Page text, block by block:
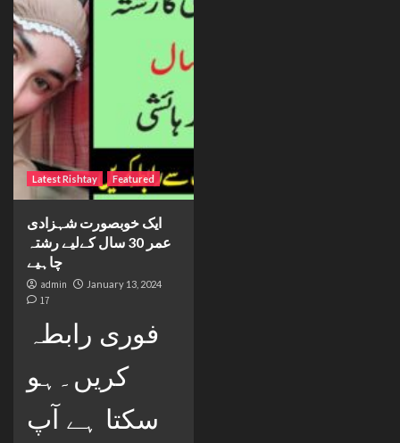
Latest Rishtay Featured
ایک خوبصورت شہزادی
عمر 30 سال کےلیے رشتہ
چاہیے
admin January 13, 2024
17
فوری رابطہ
کریں۔ہو
سکتا ہے آپ